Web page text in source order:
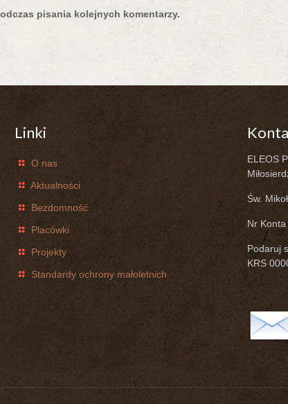
pisania kolejnych komentarzy.
Linki
O nas
Aktualności
Bezdomność
Placówki
Projekty
Standardy ochrony małoletnich
ELEOS
Św.
Nr
Podaruj
KRS